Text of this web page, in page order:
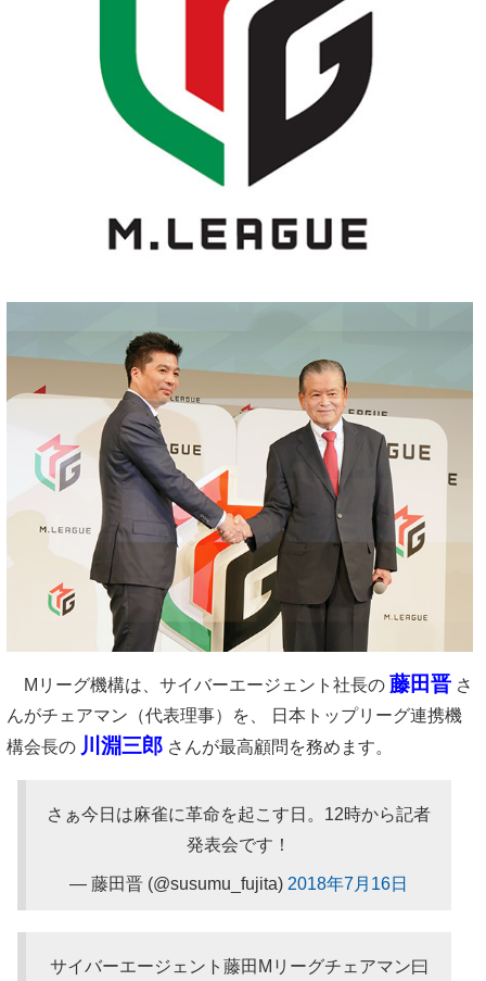
Mリーグ機構は、サイバーエージェント社長の 藤田晋 さ
んがチェアマン（代表理事）を、 日本トップリーグ連携機
構会長の 川淵三郎 さんが最高顧問を務めます。
さぁ今日は麻雀に革命を起こす日。12時から記者
発表会です！
— 藤田晋 (@susumu_fujita) 2018年7月16日
サイバーエージェント藤田Mリーグチェアマン曰